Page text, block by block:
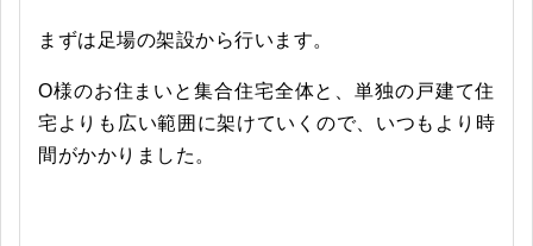
まずは足場の架設から行います。
O様のお住まいと集合住宅全体と、単独の戸建て住
宅よりも広い範囲に架けていくので、いつもより時
間がかかりました。